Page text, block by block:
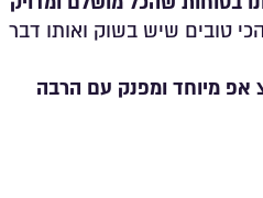
טובים שיש בשוק ואותו דבר
מיוחד ומפנק עם הרבה